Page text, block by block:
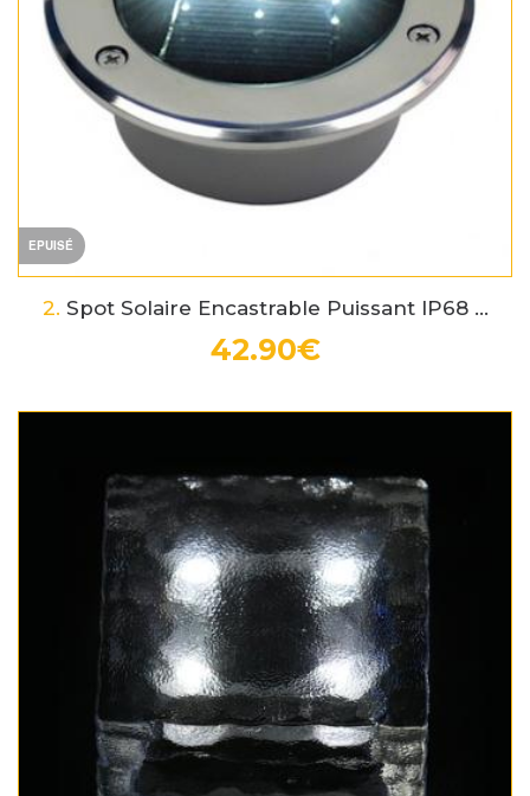
EPUISÉ
2. Spot Solaire Encastrable Puissant IP68 ...
42.90€